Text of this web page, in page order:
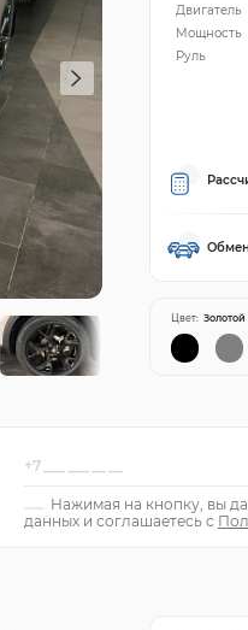
Двигатель
Мощность
Руль
Цвет: Золотой
Нажимая на кнопку, вы
данных и соглашаетесь с